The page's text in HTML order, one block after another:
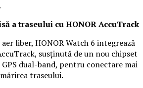
a traseului cu HONOR AccuTrack
liber, HONOR Watch 6 integrează
susținută de un nou chipset
GPS dual-band, pentru conectare mai
traseului.